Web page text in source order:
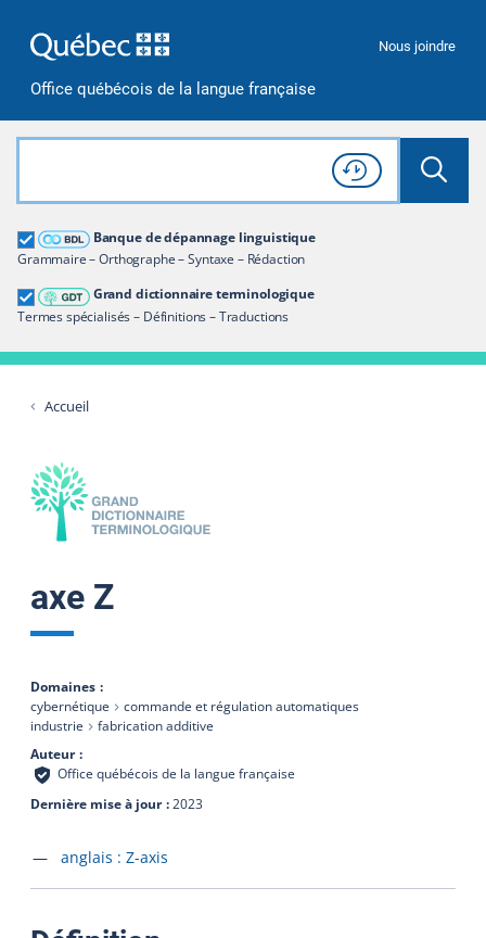
Office québécois de la langue française
Nous joindre
Rechercher dans tout le site
Lancer
Consulter l'
Historique
de recherche
Banque de dépannage linguistique
Grammaire – Orthographe – Syntaxe – Rédaction
Grand dictionnaire terminologique
Termes spécialisés – Définitions – Traductions
Grand dictionnaire terminologique
Restreindre aux termes
Accueil
axe Z
Domaines
cybernétique
commande et régulation automatiques
industrie
fabrication additive
Auteur
Office québécois de la langue française
Dernière mise à jour 2023
Accéder à la fiche en
anglais : Z-axis